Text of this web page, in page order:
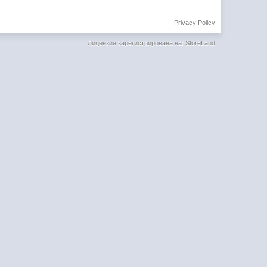
Privacy Policy
Лицензия зарегистрирована на: StoreLand